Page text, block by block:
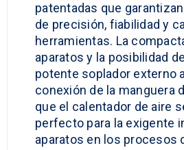
patentadas que
de precisión, fiabilidad y
herramientas. La
aparatos y la posibilidad
potente soplador externo
conexión de la manguera
que el calentador de aire
perfecto para la exigente
aparatos en los procesos